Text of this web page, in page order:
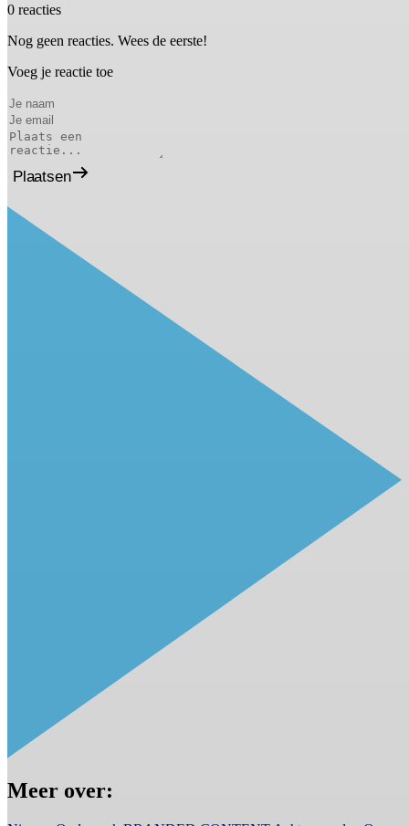
0 reacties
Nog geen reacties. Wees de eerste!
Voeg je reactie toe
Plaatsen
Meer over: